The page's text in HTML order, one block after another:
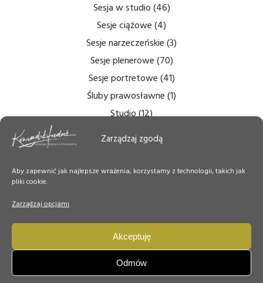
Zarządzaj zgodą
Aby zapewnić jak najlepsze wrażenia, korzystamy z technologii, takich jak
pliki cookie.
Zarządzaj opcjami
Akceptuję
Odmów
Sesja w studio(46)
Sesje ciążowe(4)
Sesje narzeczeńskie(3)
Sesje plenerowe(70)
Sesje portretowe(41)
Śluby prawosławne(1)
Studio(12)
Zdjęcia bezcieniowe
Zdjęcia ślubne(14)
Zdjęcie Dnia(50)